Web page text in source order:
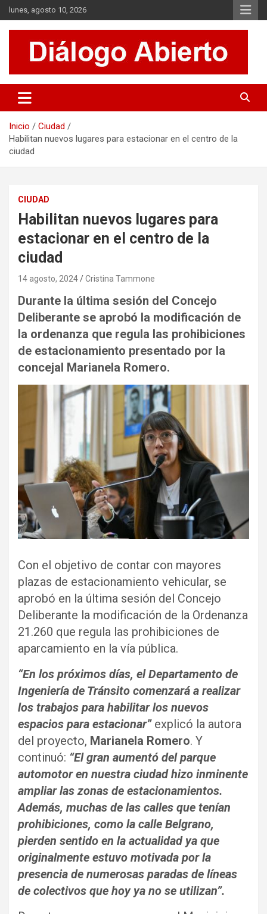
Saltar
al
contenido
lunes, agosto 10, 2026
Diálogo Abierto
Se tratan diversos temas de actualidad buscando hacer un
aporte a la sociedad, brindando información relevante de lo que
Inicio
Ciudad
Habilitan nuevos lugares para estacionar en el centro de la
ciudad
CIUDAD
Habilitan nuevos lugares para
estacionar en el centro de la
ciudad
14 agosto, 2024 Cristina Tammone
Durante la última sesión del Concejo
Deliberante se aprobó la modificación de
la ordenanza que regula las prohibiciones
de estacionamiento presentado por la
concejal Marianela Romero.
Con el objetivo de contar con mayores
plazas de estacionamiento vehicular, se
aprobó en la última sesión del Concejo
Deliberante la modificación de la Ordenanza
21.260 que regula las prohibiciones de
aparcamiento en la vía pública.
“En los próximos días, el Departamento de
Ingeniería de Tránsito comenzará a realizar
los trabajos para habilitar los nuevos
espacios para estacionar” explicó la autora
del proyecto, Marianela Romero. Y
continuó: “El gran aumentó del parque
automotor en nuestra ciudad hizo inminente
ampliar las zonas de estacionamientos.
Además, muchas de las calles que tenían
prohibiciones, como la calle Belgrano,
pierden sentido en la actualidad ya que
originalmente estuvo motivada por la
presencia de numerosas paradas de líneas
de colectivos que hoy ya no se utilizan”.